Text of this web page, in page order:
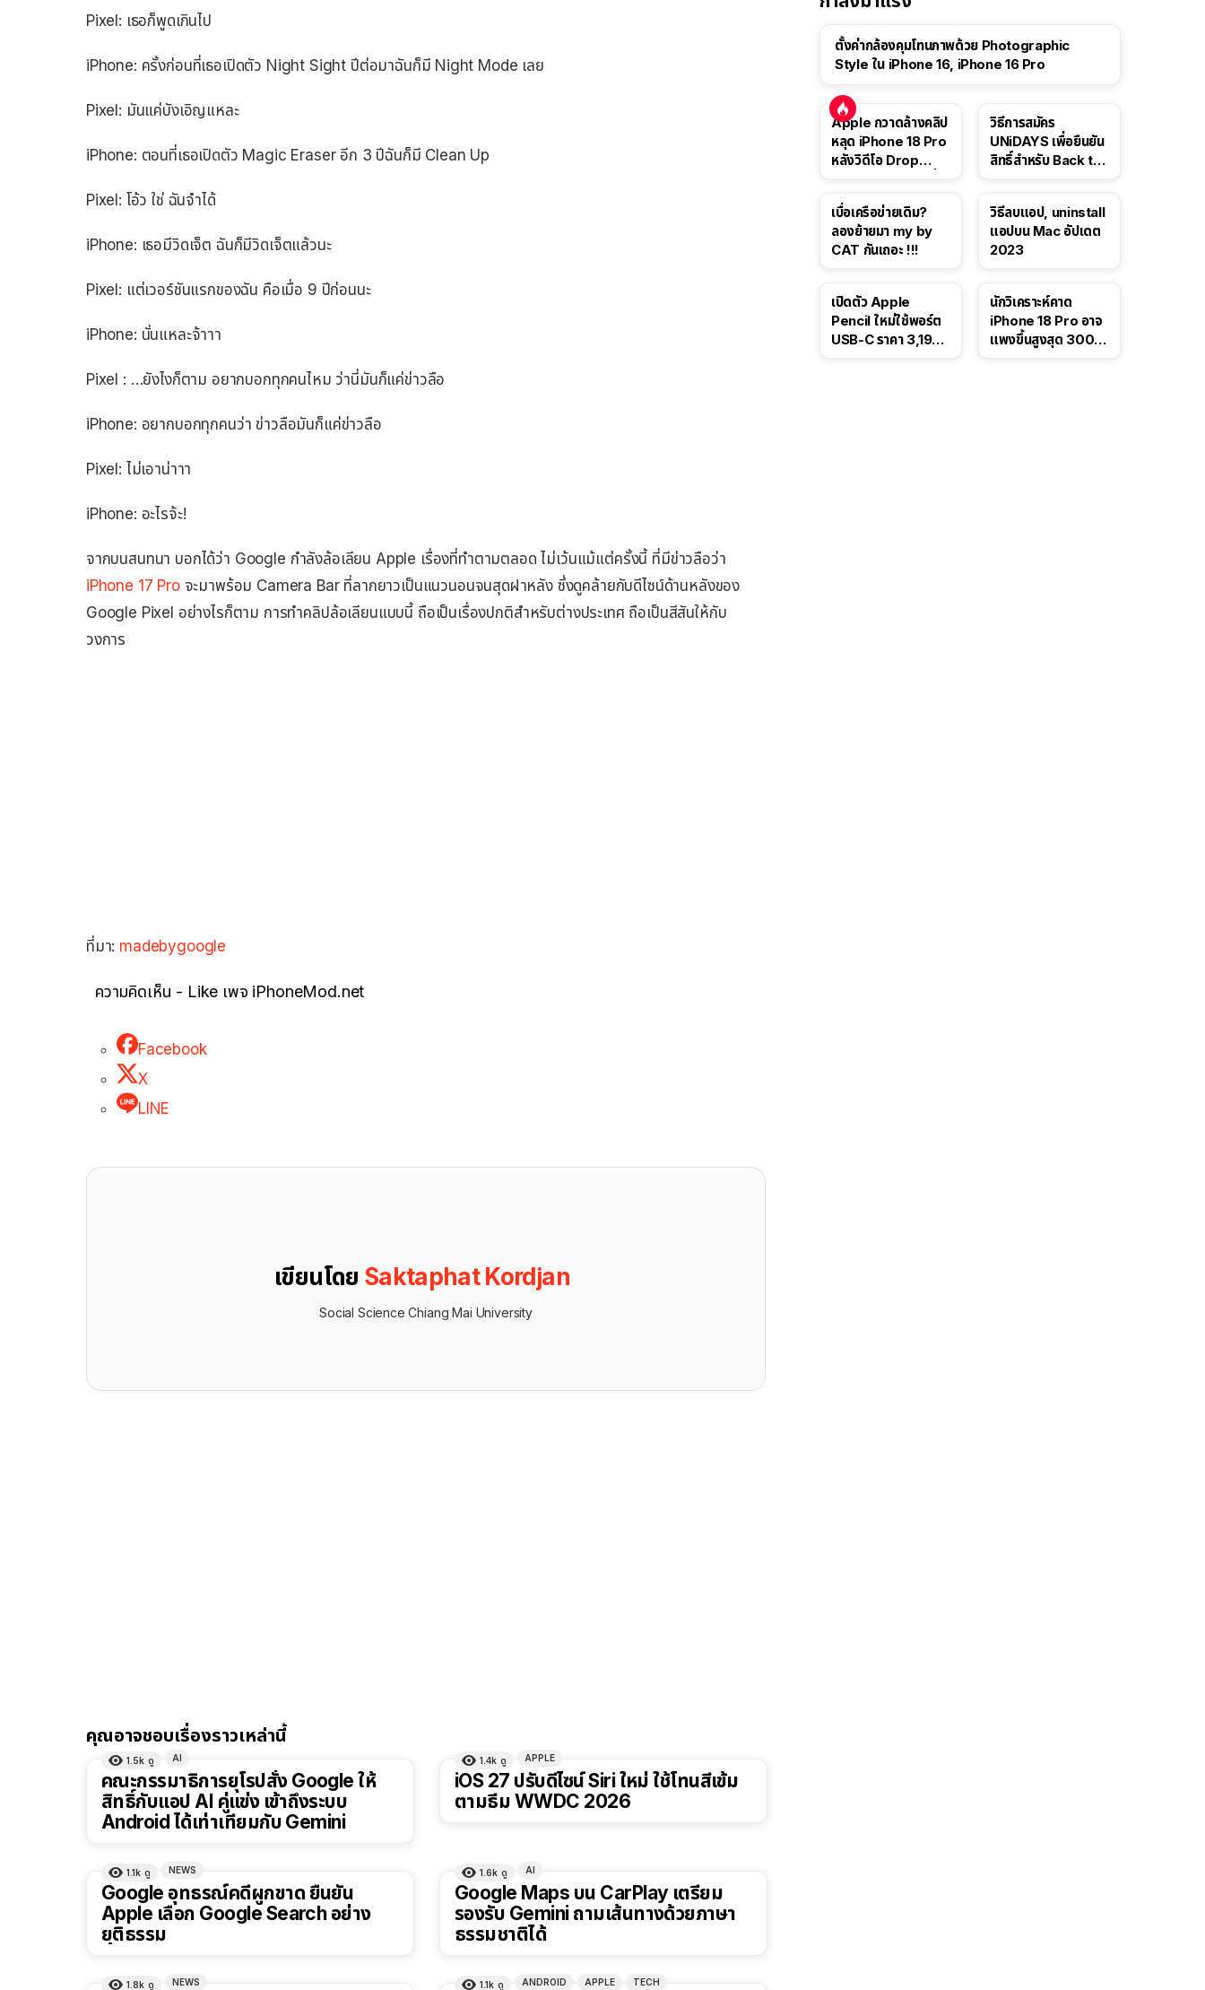
Pixel: เธอก็พูดเกินไป
iPhone: ครั้งก่อนที่เธอเปิดตัว Night Sight ปีต่อมาฉันก็มี Night Mode เลย
Pixel: มันแค่บังเอิญแหละ
iPhone: ตอนที่เธอเปิดตัว Magic Eraser อีก 3 ปีฉันก็มี Clean Up
Pixel: โอ้ว ใช่ ฉันจำได้
iPhone: เธอมีวิดเจ็ต ฉันก็มีวิดเจ็ตแล้วนะ
Pixel: แต่เวอร์ชันแรกของฉัน คือเมื่อ 9 ปีก่อนนะ
iPhone: นั่นแหละจ้าาา
Pixel : …ยังไงก็ตาม อยากบอกทุกคนไหม ว่านี่มันก็แค่ข่าวลือ
iPhone: อยากบอกทุกคนว่า ข่าวลือมันก็แค่ข่าวลือ
Pixel: ไม่เอาน่าาา
iPhone: อะไรจ้ะ!
จากบนสนทนา บอกได้ว่า Google กำลังล้อเลียน Apple เรื่องที่ทำตามตลอด ไม่เว้นแม้แต่ครั้งนี้ ที่มีข่าวลือว่า
iPhone 17 Proจะมาพร้อม Camera Bar ที่ลากยาวเป็นแนวนอนจนสุดฝาหลัง ซึ่งดูคล้ายกับดีไซน์ด้านหลังของ
Google Pixel อย่างไรก็ตาม การทำคลิปล้อเลียนแบบนี้ ถือเป็นเรื่องปกติสำหรับต่างประเทศ ถือเป็นสีสันให้กับ
วงการ
ที่มา: madebygoogle
ความคิดเห็น - Like เพจ iPhoneMod.net
Facebook
X
LINE
เขียนโดย Saktaphat Kordjan
Social Science Chiang Mai University
คุณอาจชอบเรื่องราวเหล่านี้
1.5k ดู AI
คณะกรรมาธิการยุโรปสั่ง Google ให้
สิทธิ์กับแอป AI คู่แข่ง เข้าถึงระบบ
Android ได้เท่าเทียมกับ Gemini
1.4k ดู APPLE
iOS 27 ปรับดีไซน์ Siri ใหม่ ใช้โทนสีเข้ม
ตามธีม WWDC 2026
1.1k ดู NEWS
Google อุทธรณ์คดีผูกขาด ยืนยัน
Apple เลือก Google Search อย่าง
ยุติธรรม
1.6k ดู AI
Google Maps บน CarPlay เตรียม
รองรับ Gemini ถามเส้นทางด้วยภาษา
ธรรมชาติได้
1.8k ดู NEWS 1.1k ดู ANDROID APPLE TECH
ตั้งค่ากล้องคุมโทนภาพด้วย Photographic
Style ใน iPhone 16, iPhone 16 Pro
Apple กวาดล้างคลิป
หลุด iPhone 18 Pro
หลังวิดีโอ Drop
วิธีการสมัคร
UNiDAYS เพื่อยืนยัน
สิทธิ์สำหรับ Back to
เบื่อเครือข่ายเดิม?
ลองย้ายมา my by
CAT กันเถอะ !!!
วิธีลบแอป, uninstall
แอปบน Mac อัปเดต
2023
เปิดตัว Apple
Pencil ใหม่ใช้พอร์ต
USB-C ราคา 3,190
นักวิเคราะห์คาด
iPhone 18 Pro อาจ
แพงขึ้นสูงสุด 300